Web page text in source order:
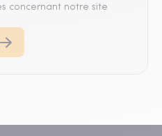
concernant notre site